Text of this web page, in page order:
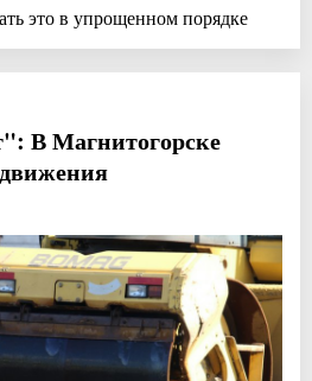
это в упрощенном порядке
В Магнитогорске